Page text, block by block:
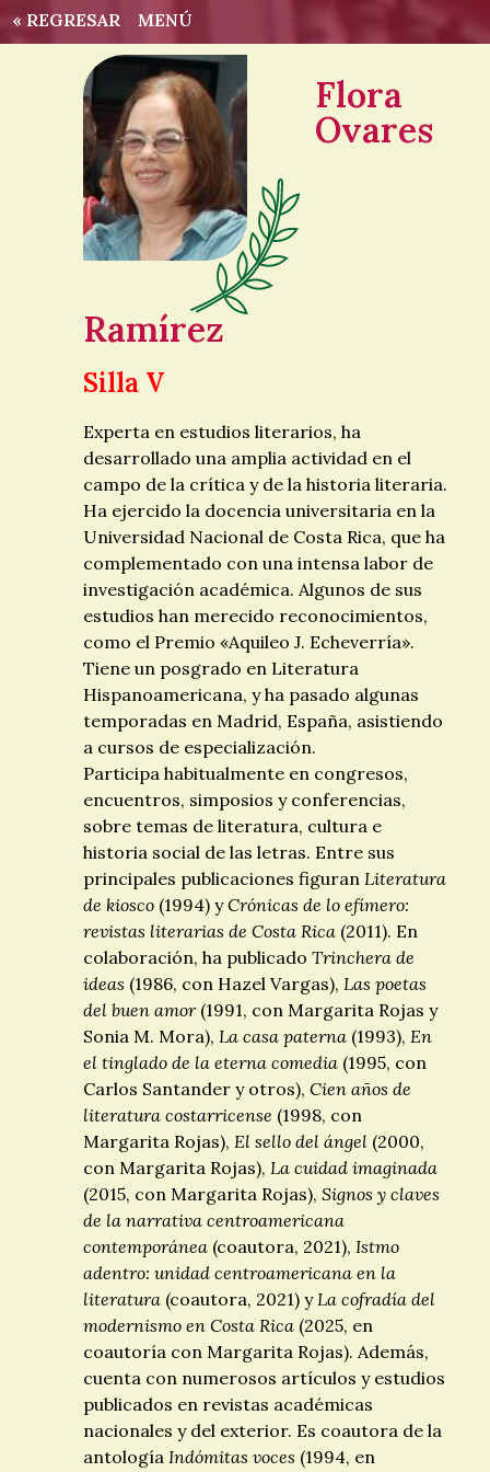
« REGRESAR MENÚ
Flora
Ovares
Ramírez
Silla V
Experta en estudios literarios, ha
desarrollado una amplia actividad en el
campo de la crítica y de la historia literaria.
Ha ejercido la docencia universitaria en la
Universidad Nacional de Costa Rica, que ha
complementado con una intensa labor de
investigación académica. Algunos de sus
estudios han merecido reconocimientos,
como el Premio «Aquileo J. Echeverría».
Tiene un posgrado en Literatura
Hispanoamericana, y ha pasado algunas
temporadas en Madrid, España, asistiendo
a cursos de especialización.
Participa habitualmente en congresos,
encuentros, simposios y conferencias,
sobre temas de literatura, cultura e
historia social de las letras. Entre sus
principales publicaciones figuran Literatura
de kiosco(1994) yCrónicas de lo efímero:
revistas literarias de Costa Rica(2011). En
colaboración, ha publicado Trinchera de
ideas (1986, con Hazel Vargas), Las poetas
del buen amor(1991, con Margarita Rojas y
Sonia M. Mora), La casa paterna(1993), En
el tinglado de la eterna comedia(1995, con
Carlos Santander y otros), Cien años de
literatura costarricense (1998, con
Margarita Rojas), El sello del ángel(2000,
con Margarita Rojas), La cuidad imaginada
(2015, con Margarita Rojas), Signos y claves
de la narrativa centroamericana
contemporánea(coautora, 2021), Istmo
adentro: unidad centroamericana en la
literatura(coautora, 2021) yLa cofradía del
modernismo en Costa Rica(2025, en
coautoría con Margarita Rojas). Además,
cuenta con numerosos artículos y estudios
publicados en revistas académicas
nacionales y del exterior. Es coautora de la
antología Indómitas voces (1994, en